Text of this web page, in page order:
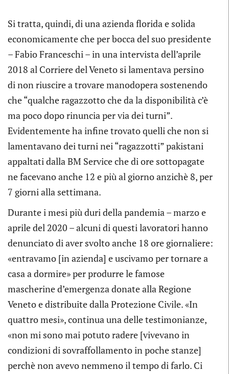
Si tratta, quindi, di una azienda florida e solida
economicamente che per bocca del suo presidente
– Fabio Franceschi – in una intervista dell’aprile
2018 al Corriere del Veneto si lamentava persino
di non riuscire a trovare manodopera sostenendo
che “qualche ragazzotto che da la disponibilità c’è
ma poco dopo rinuncia per via dei turni”.
Evidentemente ha infine trovato quelli che non si
lamentavano dei turni nei “ragazzotti” pakistani
appaltati dalla BM Service che di ore sottopagate
ne facevano anche 12 e più al giorno anzichè 8, per
7 giorni alla settimana.
Durante i mesi più duri della pandemia – marzo e
aprile del 2020 – alcuni di questi lavoratori hanno
denunciato di aver svolto anche 18 ore giornaliere:
«entravamo [in azienda] e uscivamo per tornare a
casa a dormire» per produrre le famose
mascherine d’emergenza donate alla Regione
Veneto e distribuite dalla Protezione Civile. «In
quattro mesi», continua una delle testimonianze,
«non mi sono mai potuto radere [vivevano in
condizioni di sovraffollamento in poche stanze]
perchè non avevo nemmeno il tempo di farlo. Ci